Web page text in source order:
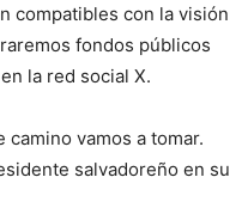
compatibles con la visión
fondos públicos
la red social X.
camino vamos a tomar.
salvadoreño en su